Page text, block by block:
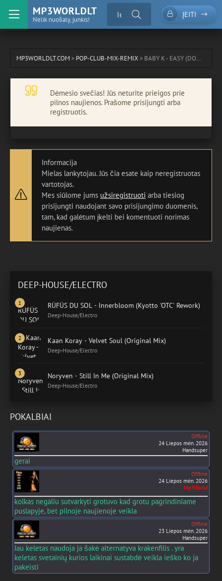
MP3WORLDLT
Nelik nuošaly, junkis!
ĮEITI
MP3WORLDLT.COM» POP-CLUB-MIX-REMIX» BABY K - EASY (DOMY-R BOOTLEG REMIX)
Dėmesio svečias! Jūs neturite prieigos prie
pilnos naujienos. Prašome prisijungti arba
registruotis.
Informacija
Mielas lankytojau. Jūs čia esate kaip neregistruotas
vartotojas.
Mes siūlome jums užsiregistruoti arba tiesiog
prisijungti naudojant savo prisijungimo duomenis,
tam, kad galėtum įkelti bei komentuoti norimas
naujienas.
DEEP-HOUSE/ELECTRO
RÜFÜS DU SOL - Innerbloom (Kyotto 'OTC' Rework)
Deep-House/Electro
Kaan Koray - Velvet Soul (Original Mix)
Deep-House/Electro
Noryven - Still In Me (Original Mix)
Deep-House/Electro
POKALBIAI
Offline
24 Liepos mėn. 2026
Handsuper
gerai
Offline
24 Liepos mėn. 2026
Mp3World
kolkas negaliu sutvarkyti grotuvo kad grotu pagrindiniame
puslapyje, bet pilnoje naujienoje veikia
Offline
23 Liepos mėn. 2026
Handsuper
Jau keletas naudoja ja šakė alternatyva krakenfilis . yra
keletas svetainių kurios laikinai sustabdė veikla ieško ko ja
pakeisti